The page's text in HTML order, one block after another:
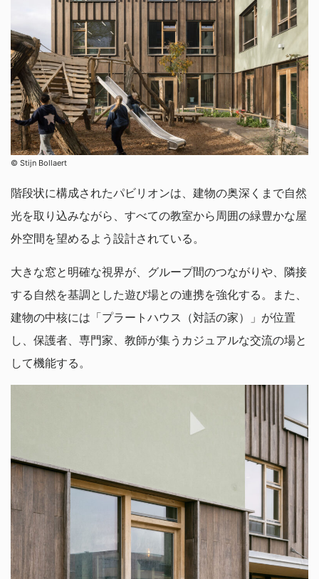
©︎ Stijn Bollaert
階段状に構成されたパビリオンは、建物の奥深くまで自然
光を取り込みながら、すべての教室から周囲の緑豊かな屋
外空間を望めるよう設計されている。
大きな窓と明確な視界が、グループ間のつながりや、隣接
する自然を基調とした遊び場との連携を強化する。また、
建物の中核には「プラートハウス（対話の家）」が位置
し、保護者、専門家、教師が集うカジュアルな交流の場と
して機能する。